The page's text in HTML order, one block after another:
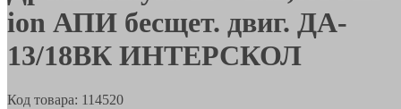
ion АПИ бесщет. двиг. ДA-
13/18ВК ИНТЕРСКОЛ
Код товара: 114520